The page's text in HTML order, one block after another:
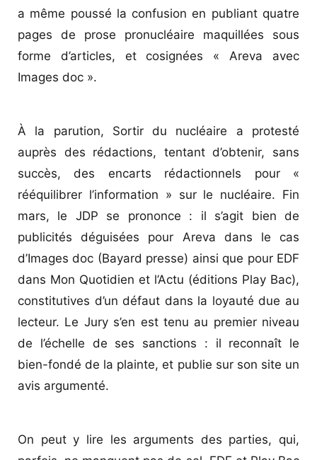
a même poussé la confusion en publiant quatre
pages de prose pronucléaire maquillées sous
forme d’articles, et cosignées « Areva avec
Images doc ».
À la parution, Sortir du nucléaire a protesté
auprès des rédactions, tentant d’obtenir, sans
succès, des encarts ­rédactionnels pour «
rééquilibrer l’information » sur le nucléaire. Fin
mars, le JDP se prononce : il s’agit bien de
publicités déguisées pour Areva dans le cas
d’Images doc (Bayard presse) ainsi que pour EDF
dans Mon Quotidien et l’Actu (éditions Play Bac),
constitutives d’un défaut dans la loyauté due au
lecteur. Le Jury s’en est tenu au premier niveau
de l’échelle de ses sanctions : il reconnaît le
bien-fondé de la plainte, et publie sur son site un
avis argumenté.
On peut y lire les arguments des parties, qui,